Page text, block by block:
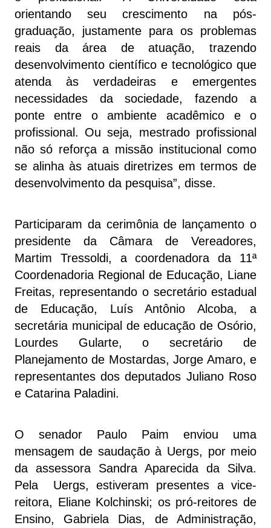
orientando seu crescimento na pós-
graduação, justamente para os problemas
reais da área de atuação, trazendo
desenvolvimento científico e tecnológico que
atenda às verdadeiras e emergentes
necessidades da sociedade, fazendo a
ponte entre o ambiente acadêmico e o
profissional. Ou seja, mestrado profissional
não só reforça a missão institucional como
se alinha às atuais diretrizes em termos de
desenvolvimento da pesquisa”, disse.
Participaram da cerimônia de lançamento o
presidente da Câmara de Vereadores,
Martim Tressoldi, a coordenadora da 11ª
Coordenadoria Regional de Educação, Liane
Freitas, representando o secretário estadual
de Educação, Luís Antônio Alcoba, a
secretária municipal de educação de Osório,
Lourdes Gularte, o secretário de
Planejamento de Mostardas, Jorge Amaro, e
representantes dos deputados Juliano Roso
e Catarina Paladini.
O senador Paulo Paim enviou uma
mensagem de saudação à Uergs, por meio
da assessora Sandra Aparecida da Silva.
Pela Uergs, estiveram presentes a vice-
reitora, Eliane Kolchinski; os pró-reitores de
Ensino, Gabriela Dias, de Administração,